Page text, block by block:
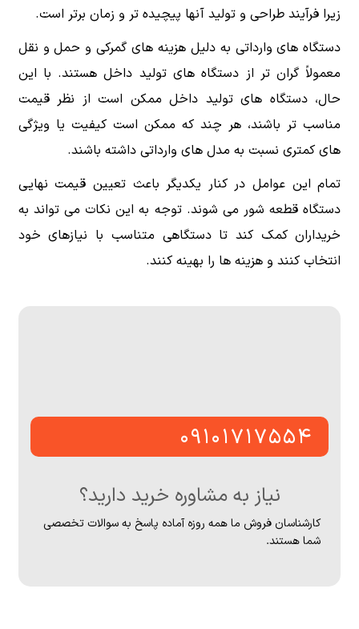
زیرا فرآیند طراحی و تولید آنها پیچیده تر و زمان برتر است.
دستگاه های وارداتی به دلیل هزینه های گمرکی و حمل و نقل
معمولاً گران تر از دستگاه های تولید داخل هستند. با این
حال، دستگاه های تولید داخل ممکن است از نظر قیمت
مناسب تر باشند، هر چند که ممکن است کیفیت یا ویژگی
های کمتری نسبت به مدل های وارداتی داشته باشند.
تمام این عوامل در کنار یکدیگر باعث تعیین قیمت نهایی
دستگاه قطعه شور می شوند. توجه به این نکات می تواند به
خریداران کمک کند تا دستگاهی متناسب با نیازهای خود
انتخاب کنند و هزینه ها را بهینه کنند.
۰۹۱۰۱۷۱۷۵۵۴
نیاز به مشاوره خرید دارید؟
کارشناسان فروش ما همه روزه آماده پاسخ به سوالات تخصصی
شما هستند.